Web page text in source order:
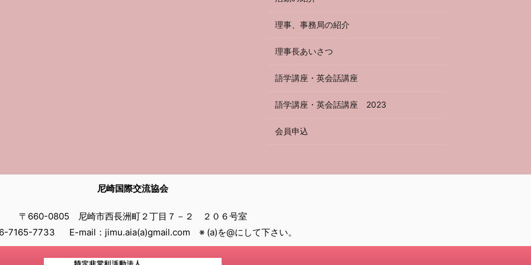
理事、事務局の紹介
理事長あいさつ
語学講座・英会話講座
語学講座・英会話講座 2023
会員申込
尼崎国際交流協会
〒660-0805 尼崎市西長洲町２丁目７－２ ２０６号室
7165-7733 E-mail：jimu.aia(a)gmail.com ※ (a)を@にして下さい。